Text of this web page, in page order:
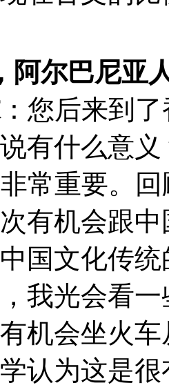
阿尔巴尼亚
： 您后来到
有什么意义
非常重要。
有机会跟
国文化传
我光会看
机会坐火
认为这是